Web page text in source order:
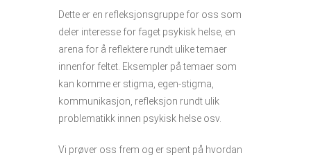
Dette er en refleksjonsgruppe for oss som
deler interesse for faget psykisk helse, en
arena for å reflektere rundt ulike temaer
innenfor feltet. Eksempler på temaer som
kan komme er stigma, egen-stigma,
kommunikasjon, refleksjon rundt ulik
problematikk innen psykisk helse osv.
Vi prøver oss frem og er spent på hvordan